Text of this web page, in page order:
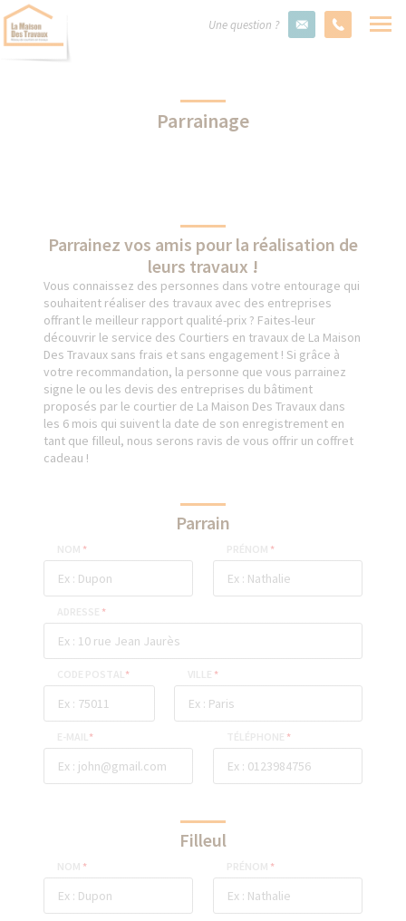
Une question ?
Parrainage
Parrainez vos amis pour la réalisation de
leurs travaux !
Vous connaissez des personnes dans votre entourage qui
souhaitent réaliser des travaux avec des entreprises
offrant le meilleur rapport qualité-prix ? Faites-leur
découvrir le service des Courtiers en travaux de La Maison
Des Travaux sans frais et sans engagement ! Si grâce à
votre recommandation, la personne que vous parrainez
signe le ou les devis des entreprises du bâtiment
proposés par le courtier de La Maison Des Travaux dans
les 6 mois qui suivent la date de son enregistrement en
tant que filleul, nous serons ravis de vous offrir un coffret
cadeau !
Parrain
* *
*
* *
* *
Filleul
* *